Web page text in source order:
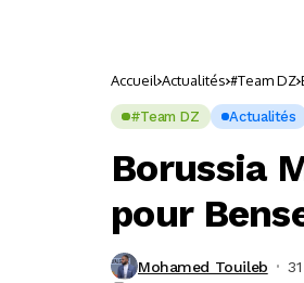
Accueil Actualités #Team DZ
#Team DZ Actualités
Borussia
pour
Mohamed Touileb